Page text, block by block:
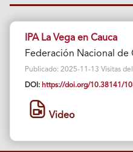
IPA La Vega en Cauca
Federación Nacional de
Publicado: 2025-11-13 Visitas
DOI: https://doi.org/10.38141/
Video